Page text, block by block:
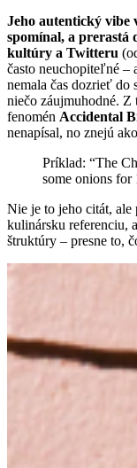
Jeho autentický vibe
spomínal, a prerastá
kultúry a Twitteru
často neuchopiteľné –
nemala čas dozrieť do
niečo záujmuhodné.
fenomén Accidental
nenapísal, no znejú
Príklad: “The
some onions for
Nie je to jeho citát, ale
kulinársku referenciu,
štruktúry – presne to,